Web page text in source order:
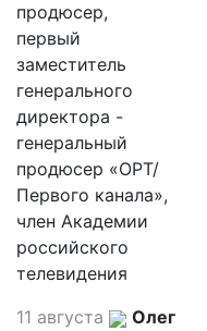
продюсер,
первый
заместитель
генерального
директора -
генеральный
продюсер «ОРТ/
Первого канала»,
член Академии
российского
телевидения
11 августа
Олег